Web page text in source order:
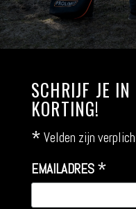
SCHRIJF JE
KORTING!
* Velden zijn
EMAILADRES *